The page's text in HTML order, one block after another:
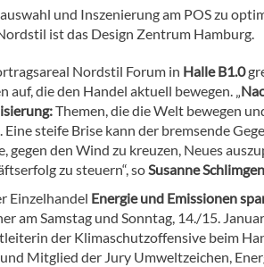
und Inszenierung am POS zu
ist das Design Zentrum Hamburg.
Nordstil Forum in Halle B1.0
auf, die den Handel aktuell bewegen. „
Themen, die die Welt bewegen
Eine steife Brise kann der bremsende
gegen den Wind zu kreuzen, Neues
zu steuern“, soSusanne
Einzelhandel Energie und Emissionen
am Samstag und Sonntag, 14./15.
der Klimaschutzoffensive beim
Mitglied der Jury Umweltzeichen,